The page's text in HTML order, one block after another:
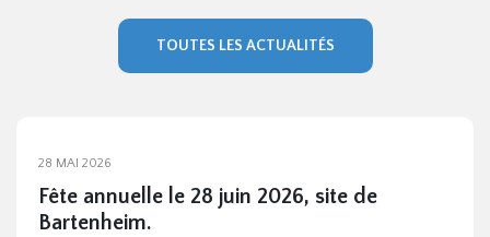
TOUTES LES ACTUALITÉS
28 MAI 2026
Fête annuelle le 28 juin 2026, site de
Bartenheim.